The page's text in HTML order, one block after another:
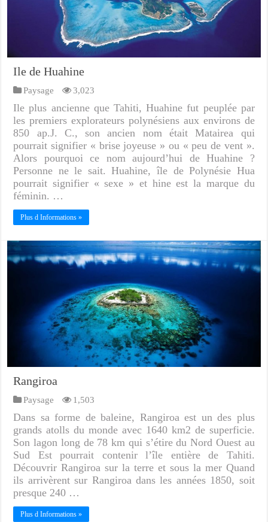
Ile de Huahine
Paysage 3,023
Ile plus ancienne que Tahiti, Huahine fut peuplée par
les premiers explorateurs polynésiens aux environs de
850 ap.J. C., son ancien nom était Matairea qui
pourrait signifier « brise joyeuse » ou « peu de vent ».
Alors pourquoi ce nom aujourd’hui de Huahine ?
Personne ne le sait. Huahine, île de Polynésie Hua
pourrait signifier « sexe » et hine est la marque du
féminin. …
Plus d Informations »
Rangiroa
Paysage 1,503
Dans sa forme de baleine, Rangiroa est un des plus
grands atolls du monde avec 1640 km2 de superficie.
Son lagon long de 78 km qui s’étire du Nord Ouest au
Sud Est pourrait contenir l’île entière de Tahiti.
Découvrir Rangiroa sur la terre et sous la mer Quand
ils arrivèrent sur Rangiroa dans les années 1850, soit
presque 240 …
Plus d Informations »